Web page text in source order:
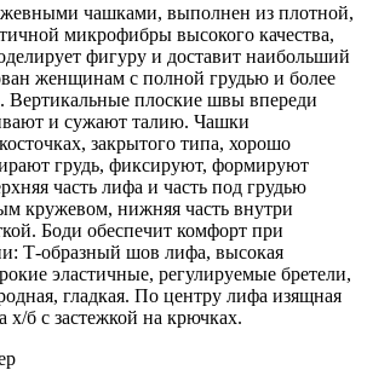
чашками, выполнен из плотной,
микрофибры высокого качества,
фигуру и доставит наибольший
женщинам с полной грудью и более
плоские швы впереди
и сужают талию. Чашки
закрытого типа, хорошо
грудь, фиксируют, формируют
часть лифа и часть под грудью
кружевом, нижняя часть внутри
Боди обеспечит комфорт при
Т-образный шов лифа, высокая
эластичные, регулируемые бретели,
гладкая. По центру лифа изящная
х/б с застежкой на крючках.